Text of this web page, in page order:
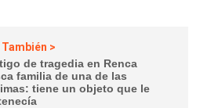
También >
de tragedia en Renca
familia de una de las
tiene un objeto que le